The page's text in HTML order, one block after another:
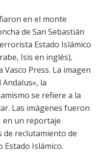
en el monte
de San Sebastián
Estado Islámico
Isis en inglés),
Press. La imagen
la
se refiere a la
Las imágenes fueron
en un reportaje
de reclutamiento de
Islámico.